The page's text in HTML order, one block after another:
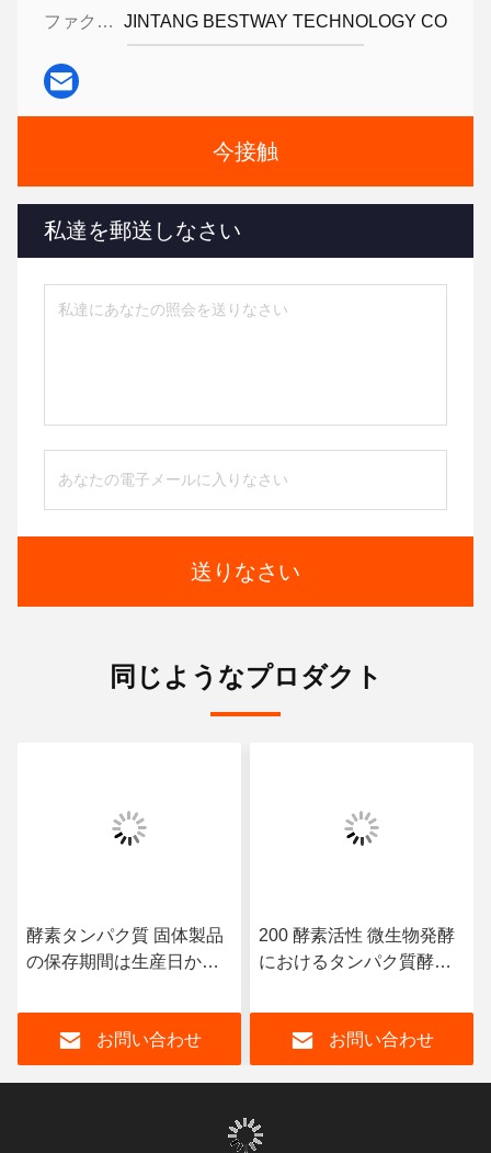
ファクシミリ: JINTANG BESTWAY TECHNOLOGY CO
今接触
私達を郵送しなさい
送りなさい
同じようなプロダクト
酵素タンパク質 固体製品
の保存期間は生産日から
ヶ月です.
お問い合わせ
200 酵素活性 微生物発酵
におけるタンパク質酵素
お問い合わせ